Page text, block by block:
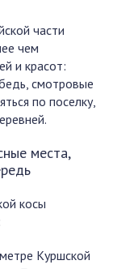
части
чем
и красот:
смотровые
по поселку,
места,
косы
Куршской